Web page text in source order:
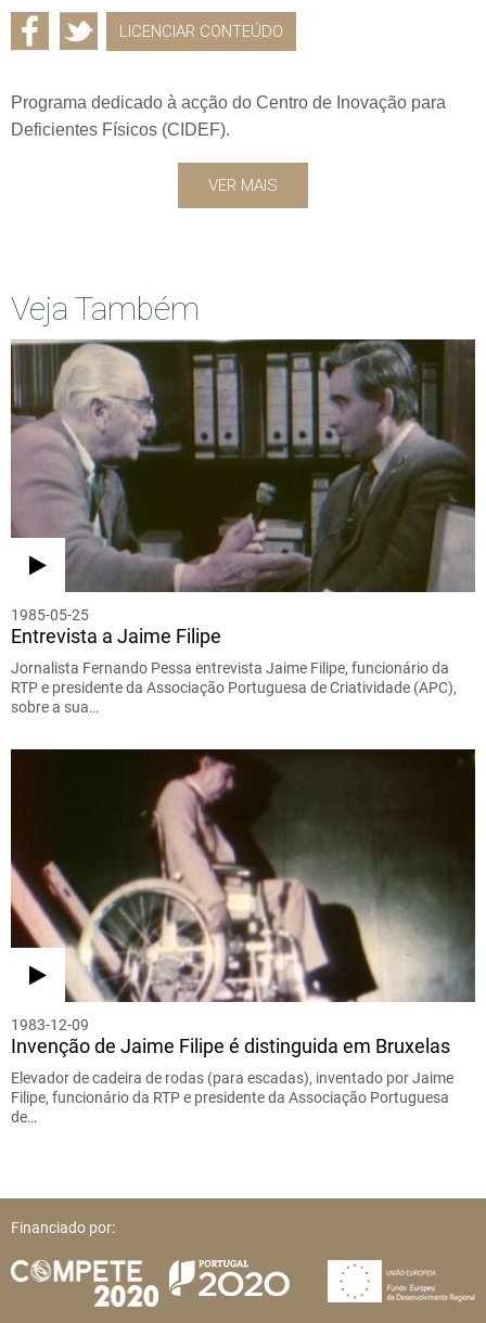
LICENCIAR CONTEÚDO
Programa dedicado à acção do Centro de Inovação para
Deficientes Físicos (CIDEF).
VER MAIS
Veja Também
1985-05-25
Entrevista a Jaime Filipe
Jornalista Fernando Pessa entrevista Jaime Filipe, funcionário da
RTP e presidente da Associação Portuguesa de Criatividade (APC),
sobre a sua…
1983-12-09
Invenção de Jaime Filipe é distinguida em Bruxelas
Elevador de cadeira de rodas (para escadas), inventado por Jaime
Filipe, funcionário da RTP e presidente da Associação Portuguesa
de…
Financiado por: